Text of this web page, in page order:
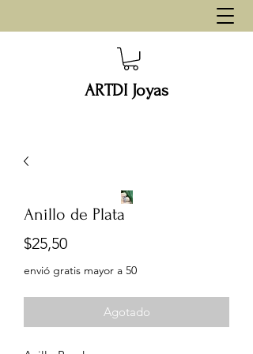
ARTDI Joyas
Anillo de Plata
$25,50Precio
envió gratis mayor a 50
Agotado